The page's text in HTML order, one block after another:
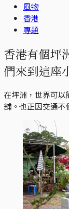
風物
香港
專題
香港有個坪
們來到這
在坪洲，世界可以
舖。也正因交通